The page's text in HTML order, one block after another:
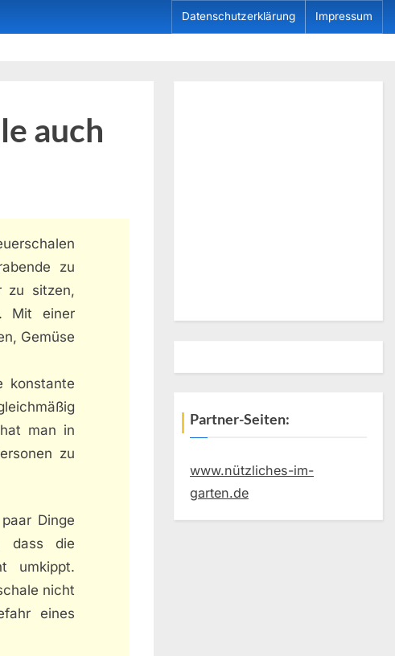
Datenschutzerklärung Impressum
auch
zu
zu sitzen,
Mit einer
Gemüse
konstante
man in
zu
Dinge
dass die
umkippt.
nicht
eines
Partner-Seiten:
www.nützliches-im-
garten.de